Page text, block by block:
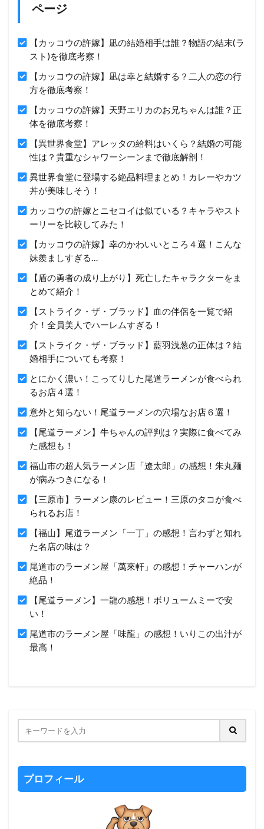
ページ
【カッコウの許嫁】凪の結婚相手は誰？物語の結末(ラ
スト)を徹底考察！
【カッコウの許嫁】凪は幸と結婚する？二人の恋の行
方を徹底考察！
【カッコウの許嫁】天野エリカのお兄ちゃんは誰？正
体を徹底考察！
【異世界食堂】アレッタの給料はいくら？結婚の可能
性は？貴重なシャワーシーンまで徹底解剖！
異世界食堂に登場する絶品料理まとめ！カレーやカツ
丼が美味しそう！
カッコウの許嫁とニセコイは似ている？キャラやスト
ーリーを比較してみた！
【カッコウの許嫁】幸のかわいいところ４選！こんな
妹羨ましすぎる…
【盾の勇者の成り上がり】死亡したキャラクターをま
とめて紹介！
【ストライク・ザ・ブラッド】血の伴侶を一覧で紹
介！全員美人でハーレムすぎる！
【ストライク・ザ・ブラッド】藍羽浅葱の正体は？結
婚相手についても考察！
とにかく濃い！こってりした尾道ラーメンが食べられ
るお店４選！
意外と知らない！尾道ラーメンの穴場なお店６選！
【尾道ラーメン】牛ちゃんの評判は？実際に食べてみ
た感想も！
福山市の超人気ラーメン店「遼太郎」の感想！朱丸麺
が病みつきになる！
【三原市】ラーメン康のレビュー！三原のタコが食べ
られるお店！
【福山】尾道ラーメン「一丁」の感想！言わずと知れ
た名店の味は？
尾道市のラーメン屋「萬來軒」の感想！チャーハンが
絶品！
【尾道ラーメン】一龍の感想！ボリュームミーで安
い！
尾道市のラーメン屋「味龍」の感想！いりこの出汁が
最高！
プロフィール